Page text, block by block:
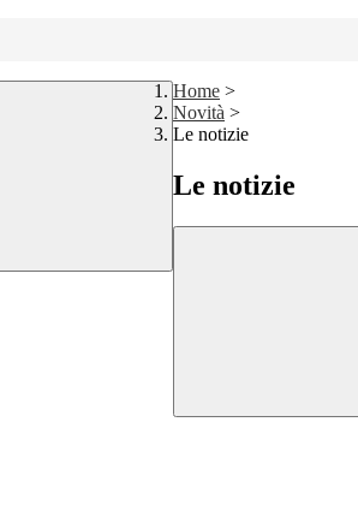
Home >
Novità >
Le notizie
Le notizie